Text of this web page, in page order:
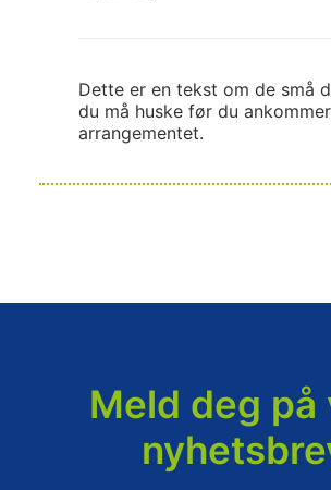
Dette er en tekst om de små
du må huske før du ankommer
arrangementet.
Meld deg på